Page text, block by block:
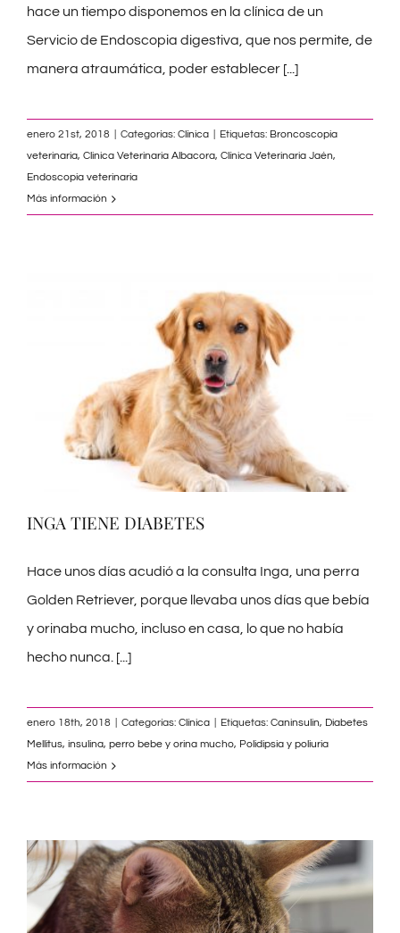
hace un tiempo disponemos en la clínica de un
Servicio de Endoscopia digestiva, que nos permite, de
manera atraumática, poder establecer [...]
enero 21st, 2018 Categorías: Clínica Etiquetas: Broncoscopia
veterinaria, Clinica Veterinaria Albacora, Clínica Veterinaria Jaén,
Endoscopia veterinaria
Más información
INGA TIENE DIABETES
Hace unos días acudió a la consulta Inga, una perra
Golden Retriever, porque llevaba unos días que bebía
y orinaba mucho, incluso en casa, lo que no había
hecho nunca. [...]
enero 18th, 2018 Categorías: Clínica Etiquetas: Caninsulin, Diabetes
Mellitus, insulina, perro bebe y orina mucho, Polidipsia y poliuria
Más información